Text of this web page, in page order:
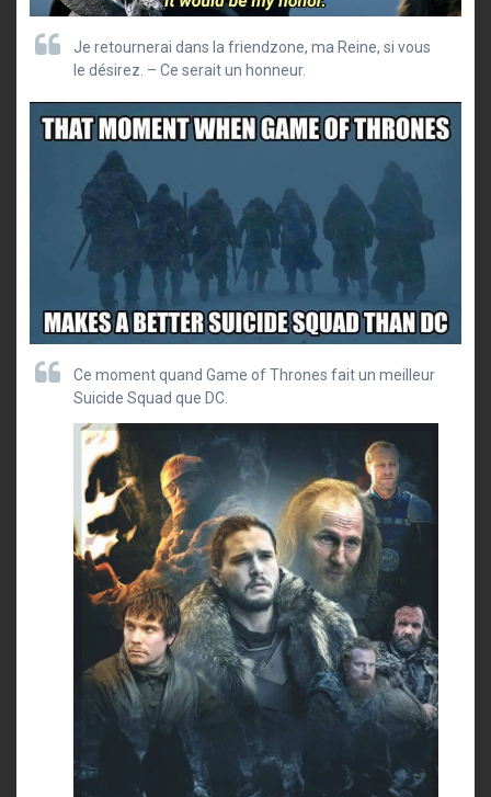
Je retournerai dans la friendzone, ma Reine, si vous
le désirez. – Ce serait un honneur.
Ce moment quand Game of Thrones fait un meilleur
Suicide Squad que DC.